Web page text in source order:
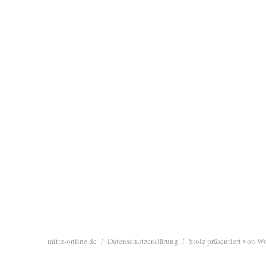
mitte-online.de Datenschutzerklärung Stolz präsentiert von